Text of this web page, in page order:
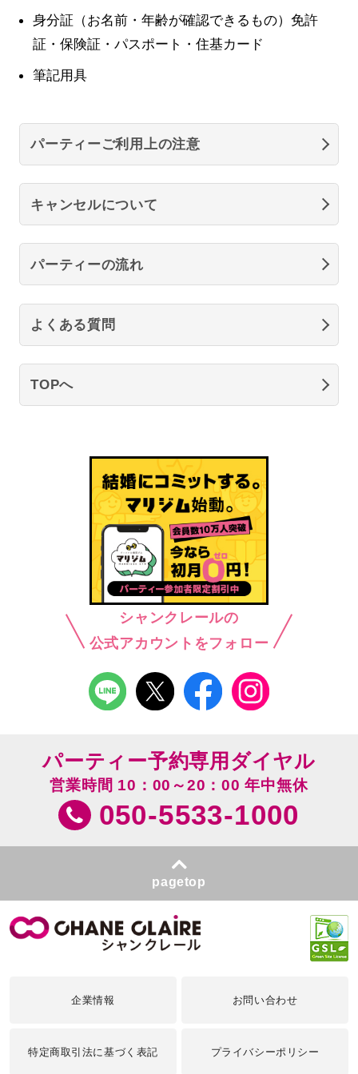
身分証（お名前・年齢が確認できるもの）免許
証・保険証・パスポート・住基カード
筆記用具
パーティーご利用上の注意
キャンセルについて
パーティーの流れ
よくある質問
TOPへ
シャンクレールの
公式アカウントをフォロー
パーティー予約専用ダイヤル
営業時間 10：00～20：00 年中無休
050-5533-1000
pagetop
企業情報 お問い合わせ
特定商取引法に基づく表記 プライバシーポリシー